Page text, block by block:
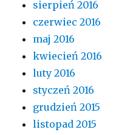
sierpień 2016
czerwiec 2016
maj 2016
kwiecień 2016
luty 2016
styczeń 2016
grudzień 2015
listopad 2015